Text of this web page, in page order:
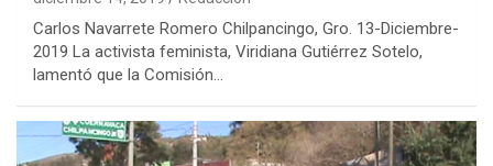
Carlos Navarrete Romero Chilpancingo, Gro. 13-Diciembre-
2019 La activista feminista, Viridiana Gutiérrez Sotelo,
lamentó que la Comisión…